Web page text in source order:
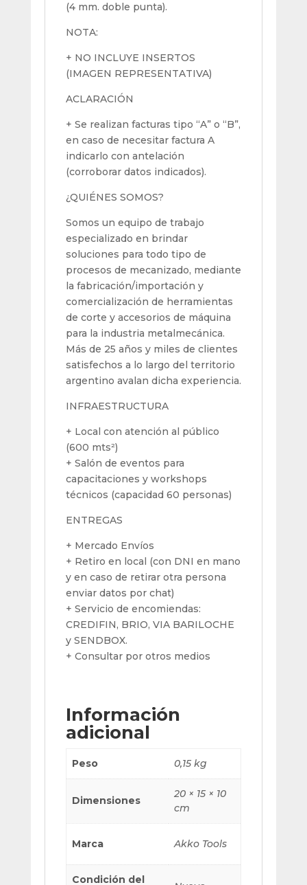
(4 mm. doble punta).
NOTA:
+ NO INCLUYE INSERTOS
(IMAGEN REPRESENTATIVA)
ACLARACIÓN
+ Se realizan facturas tipo “A” o “B”,
en caso de necesitar factura A
indicarlo con antelación
(corroborar datos indicados).
¿QUIÉNES SOMOS?
Somos un equipo de trabajo
especializado en brindar
soluciones para todo tipo de
procesos de mecanizado, mediante
la fabricación/importación y
comercialización de herramientas
de corte y accesorios de máquina
para la industria metalmecánica.
Más de 25 años y miles de clientes
satisfechos a lo largo del territorio
argentino avalan dicha experiencia.
INFRAESTRUCTURA
+ Local con atención al público
(600 mts²)
+ Salón de eventos para
capacitaciones y workshops
técnicos (capacidad 60 personas)
ENTREGAS
+ Mercado Envíos
+ Retiro en local (con DNI en mano
y en caso de retirar otra persona
enviar datos por chat)
+ Servicio de encomiendas:
CREDIFIN, BRIO, VIA BARILOCHE
y SENDBOX.
+ Consultar por otros medios
Información
adicional
Peso 0,15 kg
Dimensiones
20 × 15 × 10
cm
Marca Akko Tools
Condición del